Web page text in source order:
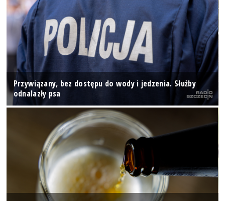
Przywiązany, bez dostępu do wody i jedzenia. Służby
odnalazły psa